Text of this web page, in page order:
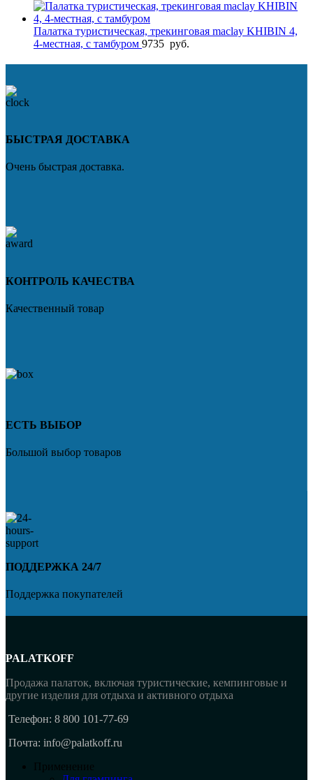
Палатка туристическая, трекинговая maclay KHIBIN 4,
4-местная, с тамбуром 9735 руб.
БЫСТРАЯ ДОСТАВКА
Очень быстрая доставка.
КОНТРОЛЬ КАЧЕСТВА
Качественный товар
ЕСТЬ ВЫБОР
Большой выбор товаров
ПОДДЕРЖКА 24/7
Поддержка покупателей
PALATKOFF
Продажа палаток, включая туристические, кемпинговые и
другие изделия для отдыха и активного отдыха
Телефон: 8 800 101-77-69
Почта: info@palatkoff.ru
Применение